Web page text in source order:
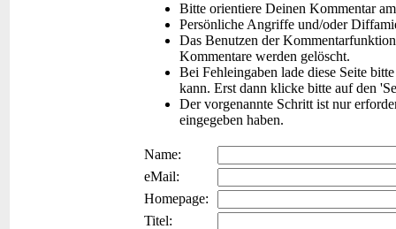
Bitte orientiere Deinen Kommentar
Persönliche Angriffe und/oder
Das Benutzen der
Kommentare werden gelöscht.
Bei Fehleingaben lade diese Seite
kann. Erst dann klicke bitte auf den
Der vorgenannte Schritt ist nur
eingegeben haben.
Name:
eMail:
Homepage:
Titel: